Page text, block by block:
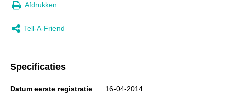
Afdrukken
Tell-A-Friend
Specificaties
Datum eerste registratie
16-04-2014